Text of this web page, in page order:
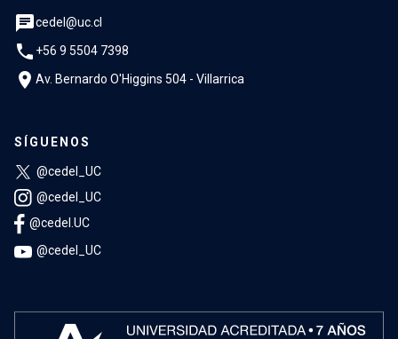
chatcedel@uc.cl
phone +56 9 5504 7398
location_on Av. Bernardo O'Higgins 504 - Villarrica
SÍGUENOS
@cedel_UC
@cedel_UC
@cedel.UC
@cedel_UC